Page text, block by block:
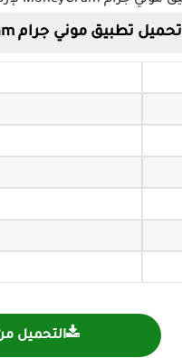
تحميل تطبيق موني جرام MoneyGram لإرسال الأموال
التحميل